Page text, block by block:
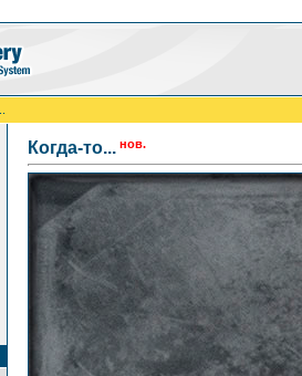
Когда-то... нов.